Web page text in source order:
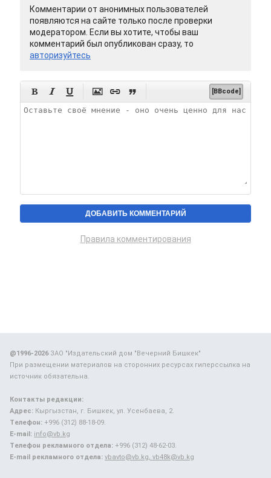
Комментарии от анонимных пользователей
появляются на сайте только после проверки
модератором. Если вы хотите, чтобы ваш
комментарий был опубликован сразу, то
авторизуйтесь
      [BBcode]
Правила комментирования
@1996-2026ЗАО "Издательский дом "Вечерний Бишкек"
При размещении материалов на сторонних ресурсах гиперссылка на
источник обязательна.
Контакты редакции:
Адрес: Кыргызстан, г. Бишкек, ул. Усенбаева, 2.
Телефон: +996 (312) 88-18-09.
E-mail: info@vb.kg
Телефон рекламного отдела: +996 (312) 48-62-03.
E-mail рекламного отдела: vbavto@vb.kg, vb48k@vb.kg